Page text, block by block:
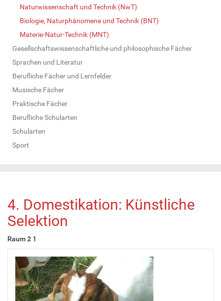
Naturwissenschaft und Technik (NwT)
Biologie, Naturphänomene und Technik (BNT)
Materie-Natur-Technik (MNT)
Gesellschaftswissenschaftliche und philosophische Fächer
Sprachen und Literatur
Berufliche Fächer und Lernfelder
Musische Fächer
Praktische Fächer
Berufliche Schularten
Schularten
Sport
4. Domestikation: Künstliche
Selektion
Raum 2 1